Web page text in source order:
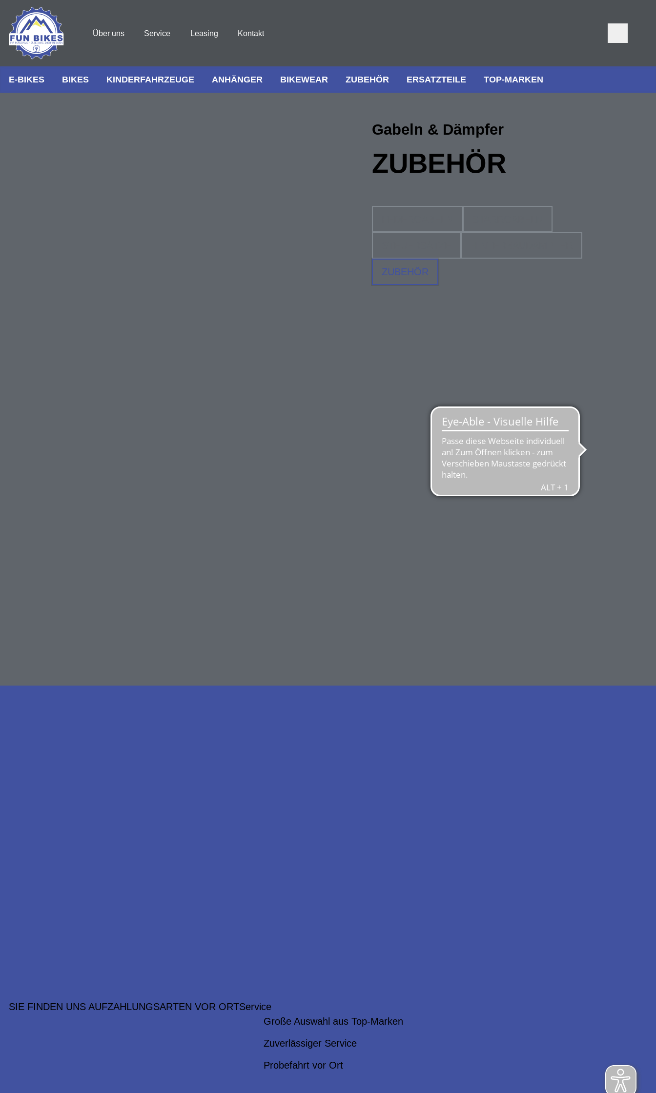
Über uns Service Leasing Kontakt
E-BIKES BIKES KINDERFAHRZEUGE ANHÄNGER BIKEWEAR ZUBEHÖR ERSATZTEILE TOP-MARKEN
Gabeln & Dämpfer
ZUBEHÖR
ZUBEHÖR
SIE FINDEN UNS AUFZAHLUNGSARTEN VOR ORTService
Große Auswahl aus Top-Marken
Zuverlässiger Service
Probefahrt vor Ort